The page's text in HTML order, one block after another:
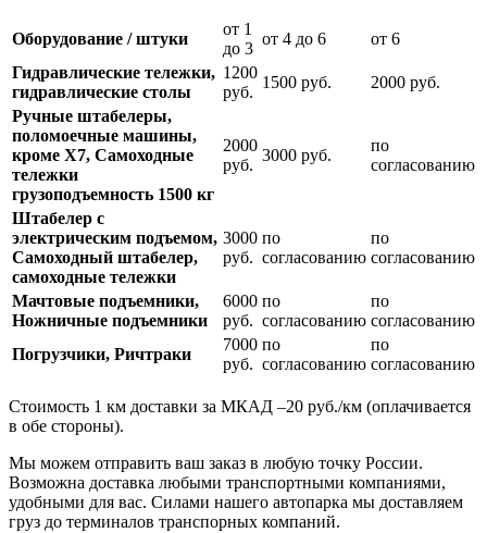
Оборудование / штуки
от 1
до 3
от 4 до 6
от 6
Гидравлические тележки,
гидравлические столы
1200
руб.
1500 руб.
2000 руб.
Ручные штабелеры,
поломоечные машины,
кроме Х7, Самоходные
тележки
грузоподъемность 1500 кг
2000
руб.
3000 руб.
по
согласованию
Штабелер с
электрическим подъемом,
Самоходный штабелер,
самоходные тележки
3000
руб.
по
согласованию
по
согласованию
Мачтовые подъемники,
Ножничные подъемники
6000
руб.
по
согласованию
по
согласованию
Погрузчики, Ричтраки
7000
руб.
по
согласованию
по
согласованию
Стоимость 1 км доставки за МКАД –20 руб./км (оплачивается
в обе стороны).
Мы можем отправить ваш заказ в любую точку России.
Возможна доставка любыми транспортными компаниями,
удобными для вас. Силами нашего автопарка мы доставляем
груз до терминалов транспорных компаний.